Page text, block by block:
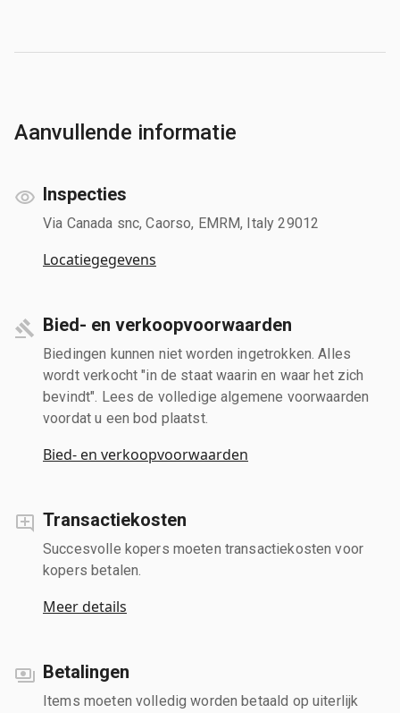
Aanvullende informatie
Inspecties
Via Canada snc, Caorso, EMRM, Italy 29012
Locatiegegevens
Bied- en verkoopvoorwaarden
Biedingen kunnen niet worden ingetrokken. Alles
wordt verkocht "in de staat waarin en waar het zich
bevindt". Lees de volledige algemene voorwaarden
voordat u een bod plaatst.
Bied- en verkoopvoorwaarden
Transactiekosten
Succesvolle kopers moeten transactiekosten voor
kopers betalen.
Meer details
Betalingen
Items moeten volledig worden betaald op uiterlijk